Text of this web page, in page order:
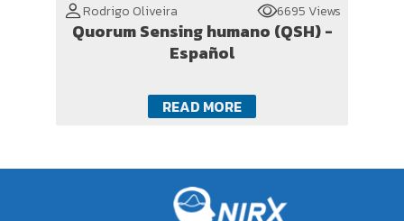
Rodrigo Oliveira 6695 Views
Quorum Sensing humano (QSH) -
Español
READ MORE